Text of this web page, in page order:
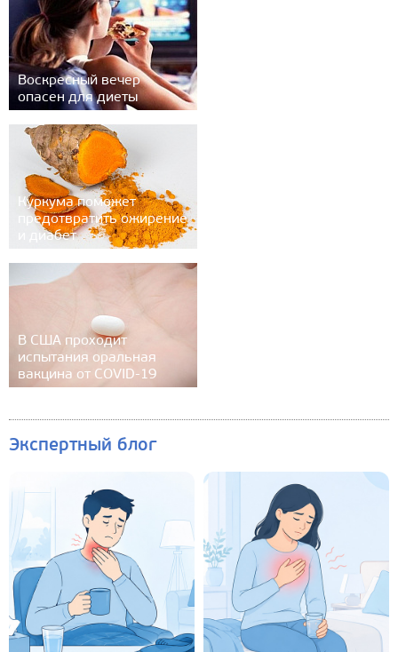
Воскресный вечер
опасен для диеты
Куркума поможет
предотвратить ожирение
и диабет
В США проходит
испытания оральная
вакцина от COVID-19
Экспертный блог